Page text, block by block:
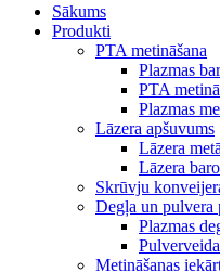
Sākums
Produkti
PTA metināšana
Plazmas
PTA
Plazmas
Lāzera apšuvums
Lāzera
Lāzera
Skrūvju
Degļa un pulvera
Plazmas
Metināšanas